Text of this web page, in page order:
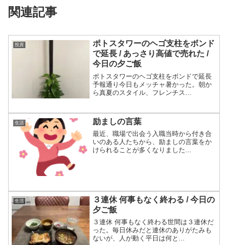
関連記事
投資
ポトスタワーのヘゴ支柱をボンド
で延長 / あっさり高値で売れた /
今日の夕ご飯
ポトスタワーのヘゴ支柱をボンドで延長
予報通り今日もメッチャ暑かった。朝か
ら真夏のスタイル、フレンチス...
生活 励ましの言葉
最近、職場で出会う入職当時から付き合
いのある人たちから、励ましの言葉をか
けられることが多くなりました...
生活
３連休 何事もなく終わる / 今日の
夕ご飯
３連休 何事もなく終わる世間は３連休だ
った。毎日休みだと連休のありがたみも
ないが、人が動く平日は何と...